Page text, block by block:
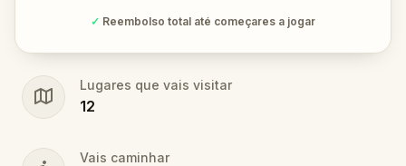
✓ Reembolso total até começares a jogar
Lugares que vais visitar
12
Vais caminhar